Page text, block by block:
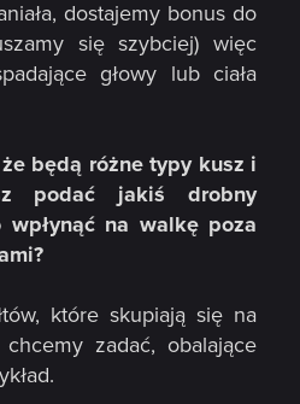
dostajemy bonus do
się szybciej) więc
głowy lub ciała
będą różne typy kusz i
podać jakiś drobny
na walkę poza
które skupiają się na
zadać, obalające